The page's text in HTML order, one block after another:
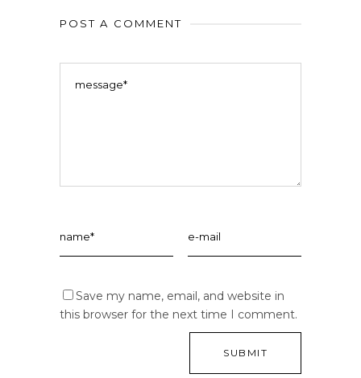
POST A COMMENT
Save my name, email, and website in
this browser for the next time I comment.